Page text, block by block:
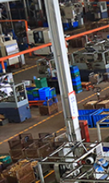
企业形象